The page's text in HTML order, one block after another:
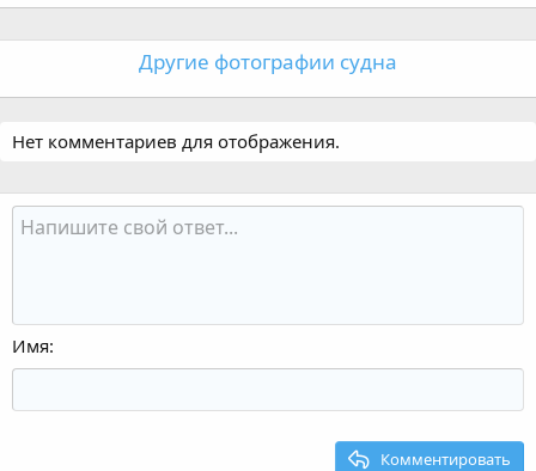
Другие фотографии судна
Нет комментариев для отображения.
Имя
Комментировать